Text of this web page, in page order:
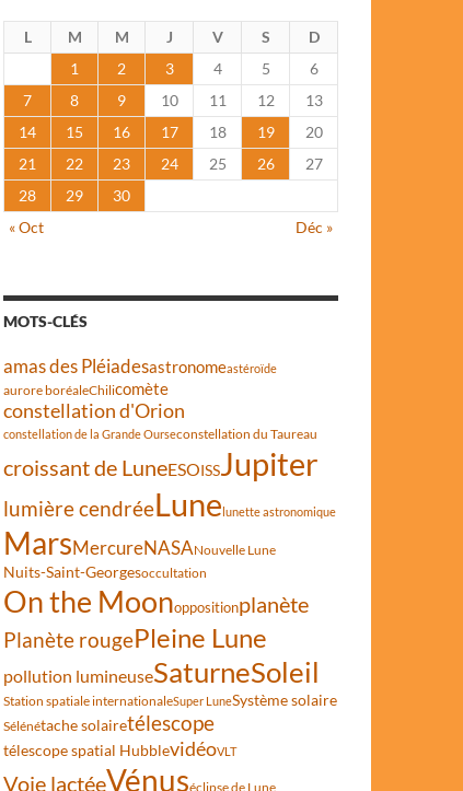
L M M J V S
D
1
2 3 4 5
6
7
8 9 10 11 12
13
14
15 16 17 18 19
20
21
22 23 24 25 26
27
28
29
30
« Oct
Déc »
MOTS-CLÉS
amas des Pléiadesastronomeastéroïde
aurore boréaleChilicomète
constellation d'Orion
constellation de la Grande Ourseconstellation du Taureau
croissant de LuneESOISSJupiter
lumière cendréeLunelunette astronomique
MarsMercureNASANouvelle Lune
Nuits-Saint-Georgesoccultation
On the Moonoppositionplanète
Planète rougePleine Lune
pollution lumineuseSaturneSoleil
Station spatiale internationaleSuper LuneSystème solaire
Sélénétache solairetélescope
télescope spatial HubblevidéoVLT
Voie lactéeVénuséclipse de Lune